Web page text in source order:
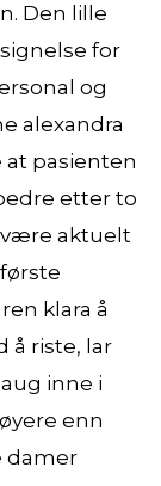
Den lille
for
og
alexandra
at pasienten
etter to
aktuelt
klara å
å riste, lar
inne i
enn
damer